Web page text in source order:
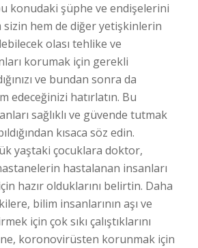
konudaki şüphe ve endişelerini
sizin hem de diğer yetişkinlerin
olası tehlike ve
korumak için gerekli
ve bundan sonra da
edeceğinizi hatırlatın. Bu
sağlıklı ve güvende tutmak
kısaca söz edin.
yaştaki çocuklara doktor,
hastalanan insanları
hazır olduklarını belirtin. Daha
bilim insanlarının aşı ve
için çok sıkı çalıştıklarını
koronovirüsten korunmak için